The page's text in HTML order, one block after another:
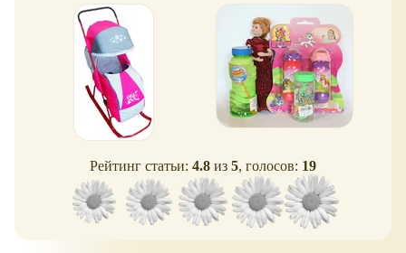
Рейтинг статьи: 4.8 из 5, голосов: 19